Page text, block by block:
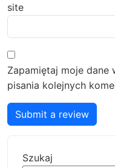
site
Zapamiętaj moje
pisania kolejnych
Submit a review
Szukaj